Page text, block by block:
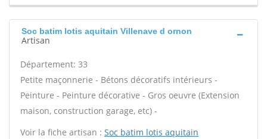
Soc batim lotis aquitain Villenave d ornon
Artisan
Département: 33
Petite maçonnerie - Bétons décoratifs intérieurs -
Peinture - Peinture décorative - Gros oeuvre (Extension
maison, construction garage, etc) -
Voir la fiche artisan : Soc batim lotis aquitain